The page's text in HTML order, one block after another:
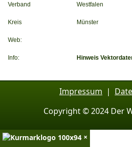
Verband Westfalen
Kreis Münster
Web:
Info: Hinweis
Impressum |
Copyright © 2024 Der
×